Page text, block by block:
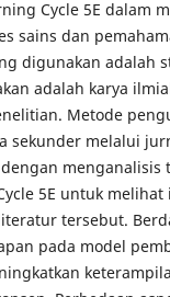
Cycle 5E dalam
sains dan
digunakan adalah
adalah karya
Metode
sekunder melalui
5E untuk
tersebut.
pada model